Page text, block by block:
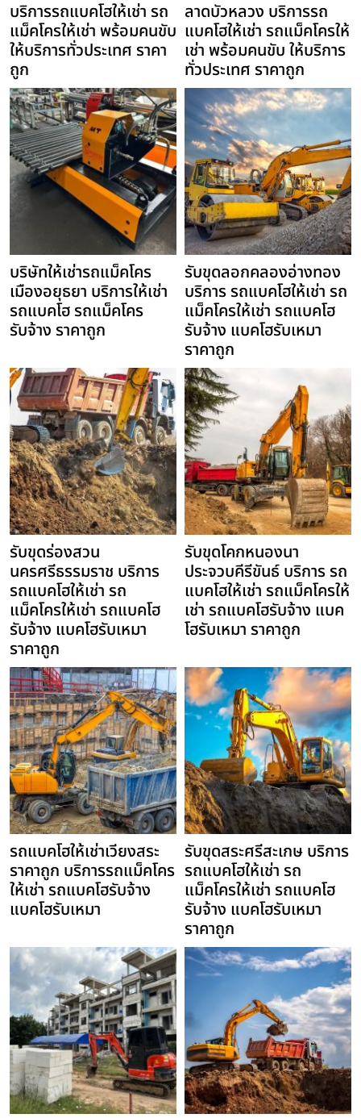
บริการรถแบคโฮให้เช่า รถ
แม็คโครให้เช่า พร้อมคนขับ
ให้บริการทั่วประเทศ ราคา
ถูก
ลาดบัวหลวง บริการรถ
แบคโฮให้เช่า รถแม็คโครให้
เช่า พร้อมคนขับ ให้บริการ
ทั่วประเทศ ราคาถูก
บริษัทให้เช่ารถแม็คโคร
เมืองอยุธยา บริการให้เช่า
รถแบคโฮ รถแม็คโคร
รับจ้าง ราคาถูก
รับขุดลอกคลองอ่างทอง
บริการ รถแบคโฮให้เช่า รถ
แม็คโครให้เช่า รถแบคโฮ
รับจ้าง แบคโฮรับเหมา
ราคาถูก
รับขุดร่องสวน
นครศรีธรรมราช บริการ
รถแบคโฮให้เช่า รถ
แม็คโครให้เช่า รถแบคโฮ
รับจ้าง แบคโฮรับเหมา
ราคาถูก
รับขุดโคกหนองนา
ประจวบคีรีขันธ์ บริการ รถ
แบคโฮให้เช่า รถแม็คโครให้
เช่า รถแบคโฮรับจ้าง แบค
โฮรับเหมา ราคาถูก
รถแบคโฮให้เช่าเวียงสระ
ราคาถูก บริการรถแม็คโคร
ให้เช่า รถแบคโฮรับจ้าง
แบคโฮรับเหมา
รับขุดสระศรีสะเกษ บริการ
รถแบคโฮให้เช่า รถ
แม็คโครให้เช่า รถแบคโฮ
รับจ้าง แบคโฮรับเหมา
ราคาถูก